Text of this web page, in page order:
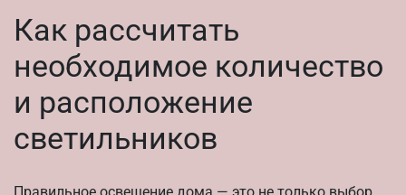
Как рассчитать
необходимое количество
и расположение
светильников